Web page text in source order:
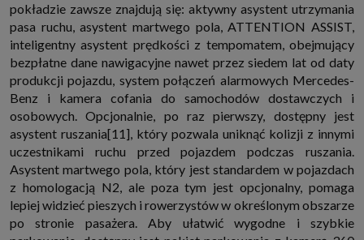
pokładzie zawsze znajdują się: aktywny asystent utrzymania
pasa ruchu, asystent martwego pola, ATTENTION ASSIST,
inteligentny asystent prędkości z tempomatem, obejmujący
bezpłatne dane nawigacyjne nawet przez siedem lat od daty
produkcji pojazdu, system połączeń alarmowych Mercedes-
Benz i kamera cofania do samochodów dostawczych i
osobowych. Opcjonalnie, po raz pierwszy, dostępny jest
asystent ruszania[11], który pozwala uniknąć kolizji z innymi
uczestnikami ruchu przed pojazdem podczas ruszania.
Asystent martwego pola, który jest standardem w pojazdach
z homologacją N2, ale poza tym jest opcjonalny, pomaga
lepiej widzieć pieszych i rowerzystów w określonym obszarze
po stronie pasażera. Aby ułatwić wygodne i szybkie